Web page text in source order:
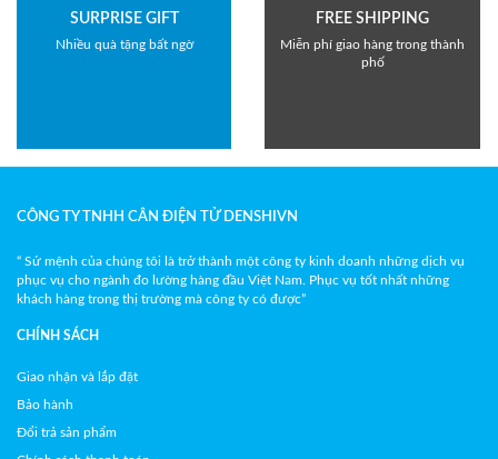
SURPRISE GIFT
Nhiều quà tặng bất ngờ
FREE SHIPPING
Miễn phí giao hàng trong thành
phố
CÔNG TY TNHH CÂN ĐIỆN TỬ DENSHIVN
“ Sứ mệnh của chúng tôi là trở thành một công ty kinh doanh những dịch vụ
phục vụ cho ngành đo lường hàng đầu Việt Nam. Phục vụ tốt nhất những
khách hàng trong thị trường mà công ty có được”
CHÍNH SÁCH
Giao nhận và lắp đặt
Bảo hành
Đổi trả sản phẩm